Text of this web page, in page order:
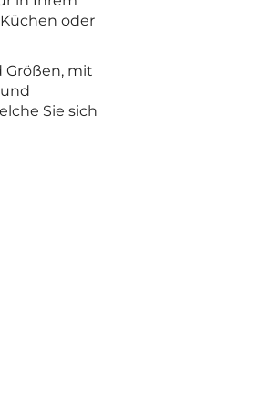
oder
mit
Sie sich